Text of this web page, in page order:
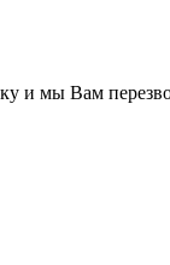
и мы Вам